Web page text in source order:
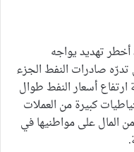
تهديد يواجه
تدرّه صادرات النفط الجزء
ارتفاع أسعار النفط طوال
كبيرة من العملات
المال على مواطنيها في